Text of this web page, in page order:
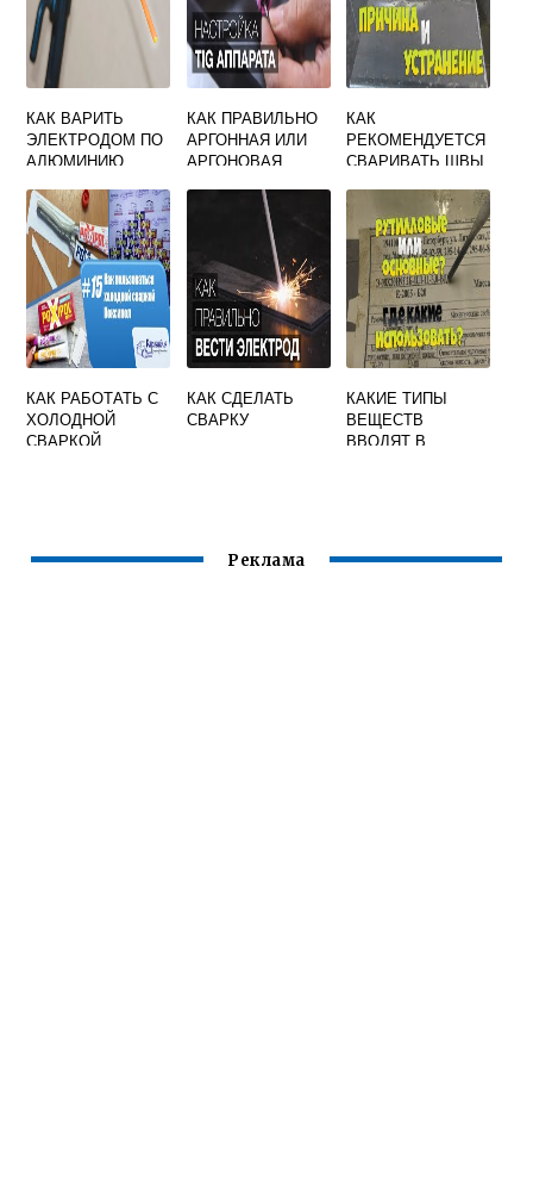
КАК ВАРИТЬ
ЭЛЕКТРОДОМ ПО
АЛЮМИНИЮ
СВАРКОЙ
КАК ПРАВИЛЬНО
АРГОННАЯ ИЛИ
АРГОНОВАЯ
КАК
РЕКОМЕНДУЕТСЯ
СВАРИВАТЬ ШВЫ
РУЧНОЙ ИЛИ
МЕХАНИЗИРОВАН
НОЙ СВАРКОЙ
ПРИ ТОЛЩИНЕ 15
20 ММ
КАК РАБОТАТЬ С
ХОЛОДНОЙ
СВАРКОЙ
КАК СДЕЛАТЬ
СВАРКУ
КАКИЕ ТИПЫ
ВЕЩЕСТВ
ВВОДЯТ В
Реклама